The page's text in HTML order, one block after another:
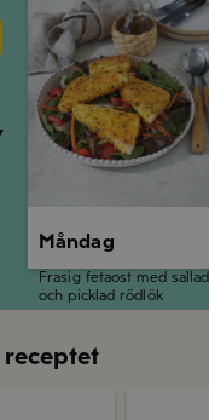
Måndag
Frasig fetaost med sallad
och picklad rödlök